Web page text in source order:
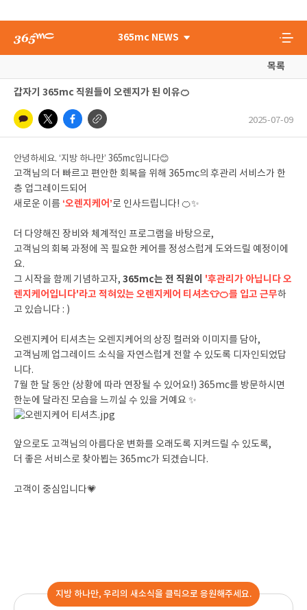
365mc NEWS
목록
갑자기 365mc 직원들이 오렌지가 된 이유🍊
2025-07-09
안녕하세요. ‘지방 하나만’ 365mc입니다😊
고객님의 더 빠르고 편안한 회복을 위해 365mc의 후관리 서비스가 한
층 업그레이드되어
새로운 이름 ‘오렌지케어’로 인사드립니다! 🍊✨
더 다양해진 장비와 체계적인 프로그램을 바탕으로,
고객님의 회복 과정에 꼭 필요한 케어를 정성스럽게 도와드릴 예정이에
요.
그 시작을 함께 기념하고자, 365mc는 전 직원이 '후관리가 아닙니다 오
렌지케어입니다'라고 적혀있는 오렌지케어 티셔츠👕🍊를 입고 근무하
고 있습니다 : )
오렌지케어 티셔츠는 오렌지케어의 상징 컬러와 이미지를 담아,
고객님께 업그레이드 소식을 자연스럽게 전할 수 있도록 디자인되었답
니다.
7월 한 달 동안 (상황에 따라 연장될 수 있어요!) 365mc를 방문하시면
한눈에 달라진 모습을 느끼실 수 있을 거예요 ✨
앞으로도 고객님의 아름다운 변화를 오래도록 지켜드릴 수 있도록,
더 좋은 서비스로 찾아뵙는 365mc가 되겠습니다.
고객이 중심입니다💗
지방 하나만, 우리의 새소식을 클릭으로 응원해주세요.